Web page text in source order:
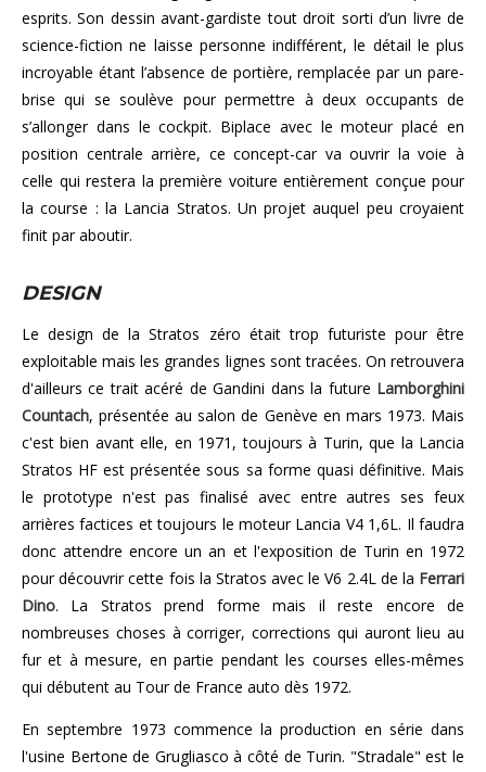
esprits. Son dessin avant-gardiste tout droit sorti d’un livre de
science-fiction ne laisse personne indifférent, le détail le plus
incroyable étant l’absence de portière, remplacée par un pare-
brise qui se soulève pour permettre à deux occupants de
s’allonger dans le cockpit. Biplace avec le moteur placé en
position centrale arrière, ce concept-car va ouvrir la voie à
celle qui restera la première voiture entièrement conçue pour
la course : la Lancia Stratos. Un projet auquel peu croyaient
finit par aboutir.
DESIGN
Le design de la Stratos zéro était trop futuriste pour être
exploitable mais les grandes lignes sont tracées. On retrouvera
d'ailleurs ce trait acéré de Gandini dans la future Lamborghini
Countach, présentée au salon de Genève en mars 1973. Mais
c'est bien avant elle, en 1971, toujours à Turin, que la Lancia
Stratos HF est présentée sous sa forme quasi définitive. Mais
le prototype n'est pas finalisé avec entre autres ses feux
arrières factices et toujours le moteur Lancia V4 1,6L. Il faudra
donc attendre encore un an et l'exposition de Turin en 1972
pour découvrir cette fois la Stratos avec le V6 2.4L de la Ferrari
Dino. La Stratos prend forme mais il reste encore de
nombreuses choses à corriger, corrections qui auront lieu au
fur et à mesure, en partie pendant les courses elles-mêmes
qui débutent au Tour de France auto dès 1972.
En septembre 1973 commence la production en série dans
l'usine Bertone de Grugliasco à côté de Turin. "Stradale" est le